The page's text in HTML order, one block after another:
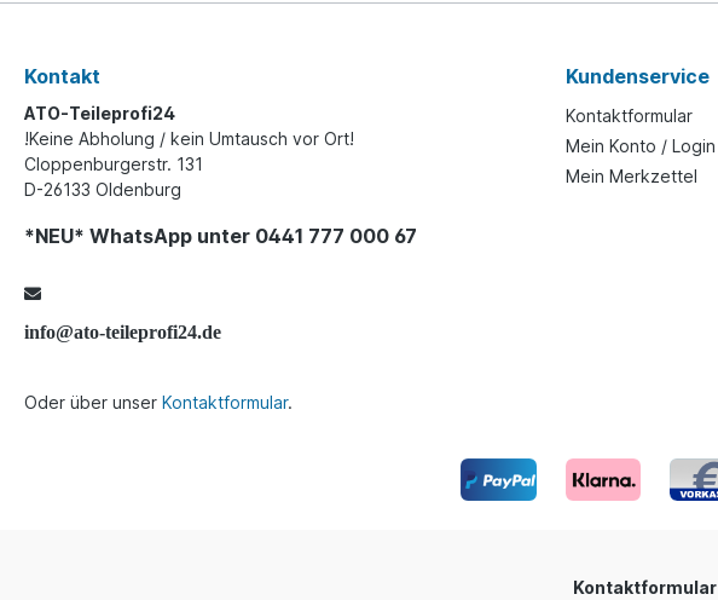
Kontakt
ATO-Teileprofi24
!Keine Abholung / kein Umtausch vor Ort!
Cloppenburgerstr. 131
D-26133 Oldenburg
*NEU* WhatsApp unter 0441 777 000 67
info@ato-teileprofi24.de
Oder über unser Kontaktformular.
Kundenservice
Kontaktformular
Mein Konto / Login
Mein Merkzettel
Kontaktformular